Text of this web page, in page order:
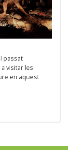
passat
visitar les
en aquest